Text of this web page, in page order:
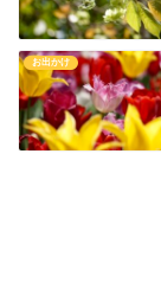
お出かけ